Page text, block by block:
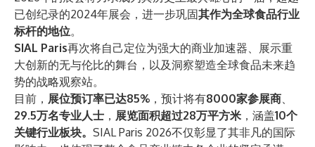
已创纪录的2024年展会，进一步巩固其作为全球食品行业
标杆的地位。
SIAL Paris再次将自己定位为强大的商业加速器、展示重
大创新的无与伦比的舞台，以及洞察塑造全球食品未来趋
势的战略观察站。
目前， 展位预订率已达85% ，预计将有8000家参展商、
29.5万名专业人士 ， 展览面积超过28万平方米 ，涵盖10个
关键行业板块。 SIAL Paris 2026不仅彰显了其非凡的国际